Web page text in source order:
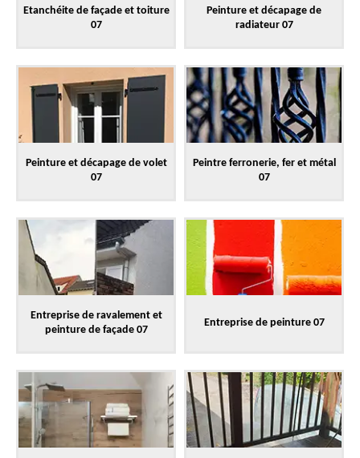
Etanchéite de façade et toiture
07
Peinture et décapage de
radiateur 07
Peinture et décapage de volet
07
Peintre ferronerie, fer et métal
07
Entreprise de ravalement et
peinture de façade 07
Entreprise de peinture 07